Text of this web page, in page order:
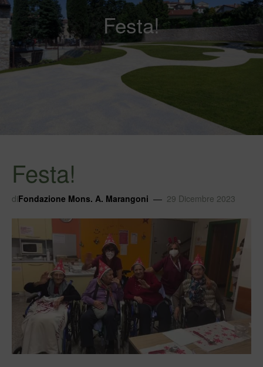
Festa!
Festa!
diFondazione Mons. A. Marangoni 29 Dicembre 2023